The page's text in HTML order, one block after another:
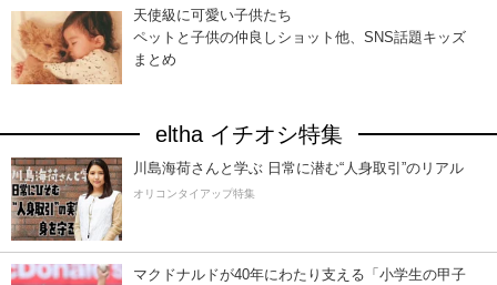
天使級に可愛い子供たち
ペットと子供の仲良しショット他、SNS話題キッズ
まとめ
eltha イチオシ特集
川島海荷さんと学ぶ 日常に潜む“人身取引”のリアル
オリコンタイアップ特集
マクドナルドが40年にわたり支える「小学生の甲子